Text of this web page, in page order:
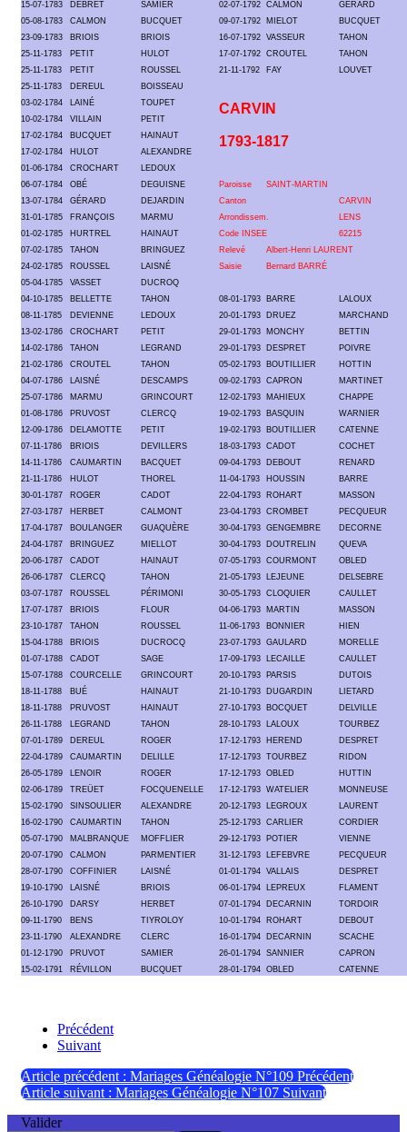
15-07-1783 DEBRET SAMIER 02-07-1792 CALMON
GÉRARD
05-08-1783
CALMON BUCQUET 09-07-1792 MIELOT
BUCQUET
23-09-1783
BRIOIS BRIOIS 16-07-1792 VASSEUR
TAHON
25-11-1783
PETIT HULOT 17-07-1792 CROUTEL
TAHON
25-11-1783
PETIT ROUSSEL 21-11-1792 FAY
LOUVET
25-11-1783
DEREUL
BOISSEAU
03-02-1784
LAINÉ TOUPET CARVIN
10-02-1784 VILLAIN
PETIT
17-02-1784
BUCQUET HAINAUT 1793-1817
17-02-1784 HULOT
ALEXANDRE
01-06-1784
CROCHART
LEDOUX
06-07-1784
OBÉ DEGUISNE Paroisse
SAINT-MARTIN
13-07-1784
GÉRARD DEJARDIN Canton
CARVIN
31-01-1785
FRANÇOIS MARMU Arrondissem.
LENS
01-02-1785
HURTREL HAINAUT Code INSEE
62215
07-02-1785
TAHON BRINGUEZ Relevé
Albert-Henri LAURENT
24-02-1785
ROUSSEL LAISNÉ Saisie
Bernard BARRÉ
05-04-1785
VASSET
DUCROQ
04-10-1785
BELLETTE TAHON 08-01-1793 BARRE
LALOUX
08-11-1785
DEVIENNE LEDOUX 20-01-1793 DRUEZ
MARCHAND
13-02-1786
CROCHART PETIT 29-01-1793 MONCHY
BETTIN
14-02-1786
TAHON LEGRAND 29-01-1793 DESPRET
POIVRE
21-02-1786
CROUTEL TAHON 05-02-1793 BOUTILLIER
HOTTIN
04-07-1786
LAISNÉ DESCAMPS 09-02-1793 CAPRON
MARTINET
25-07-1786
MARMU GRINCOURT 12-02-1793 MAHIEUX
CHAPPE
01-08-1786
PRUVOST CLERCQ 19-02-1793 BASQUIN
WARNIER
12-09-1786
DELAMOTTE PETIT 19-02-1793 BOUTILLIER
CATENNE
07-11-1786
BRIOIS DEVILLERS 18-03-1793 CADOT
COCHET
14-11-1786
CAUMARTIN BACQUET 09-04-1793 DEBOUT
RENARD
21-11-1786
HULOT THOREL 11-04-1793 HOUSSIN
BARRE
30-01-1787
ROGER CADOT 22-04-1793 ROHART
MASSON
27-03-1787
HERBET CALMONT 23-04-1793 CROMBET
PECQUEUR
17-04-1787
BOULANGER GUAQUÈRE 30-04-1793 GENGEMBRE
DECORNE
24-04-1787
BRINGUEZ MIELLOT 30-04-1793 DOUTRELIN
QUEVA
20-06-1787
CADOT HAINAUT 07-05-1793 COURMONT
OBLED
26-06-1787
CLERCQ TAHON 21-05-1793 LEJEUNE
DELSEBRE
03-07-1787
ROUSSEL PÉRIMONI 30-05-1793 CLOQUIER
CAULLET
17-07-1787
BRIOIS FLOUR 04-06-1793 MARTIN
MASSON
23-10-1787
TAHON ROUSSEL 11-06-1793 BONNIER
HIEN
15-04-1788
BRIOIS DUCROCQ 23-07-1793 GAULARD
MORELLE
01-07-1788
CADOT SAGE 17-09-1793 LECAILLE
CAULLET
15-07-1788
COURCELLE GRINCOURT 20-10-1793 PARSIS
DUTOIS
18-11-1788
BUÉ HAINAUT 21-10-1793 DUGARDIN
LIETARD
18-11-1788
PRUVOST HAINAUT 27-10-1793 BOCQUET
DELVILLE
26-11-1788
LEGRAND TAHON 28-10-1793 LALOUX
TOURBEZ
07-01-1789
DEREUL ROGER 17-12-1793 HEREND
DESPRET
22-04-1789
CAUMARTIN DELILLE 17-12-1793 TOURBEZ
RIDON
26-05-1789
LENOIR ROGER 17-12-1793 OBLED
HUTTIN
02-06-1789
TREÜET FOCQUENELLE 17-12-1793 WATELIER
MONNEUSE
15-02-1790
SINSOULIER ALEXANDRE 20-12-1793 LEGROUX
LAURENT
16-02-1790
CAUMARTIN TAHON 25-12-1793 CARLIER
CORDIER
05-07-1790
MALBRANQUE MOFFLIER 29-12-1793 POTIER
VIENNE
20-07-1790
CALMON PARMENTIER 31-12-1793 LEFEBVRE
PECQUEUR
28-07-1790
COFFINIER LAISNÉ 01-01-1794 VALLAIS
DESPRET
19-10-1790
LAISNÉ BRIOIS 06-01-1794 LEPREUX
FLAMENT
26-10-1790
DARSY HERBET 07-01-1794 DECARNIN
TORDOIR
09-11-1790
BENS TIYROLOY 10-01-1794 ROHART
DEBOUT
23-11-1790
ALEXANDRE CLERC 16-01-1794 DECARNIN
SCACHE
01-12-1790
PRUVOT SAMIER 26-01-1794 SANNIER
CAPRON
15-02-1791
RÉVILLON BUCQUET 28-01-1794 OBLED CATENNE
Précédent
Suivant
Article précédent : Mariages Généalogie N°109 Précédent
Article suivant : Mariages Généalogie N°107 Suivant
Valider